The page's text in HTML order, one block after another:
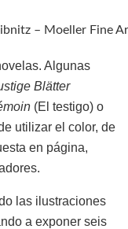
– Moeller Fine
Algunas
Blätter
(El testigo) o
utilizar el color, de
en página,
las ilustraciones
a exponer seis